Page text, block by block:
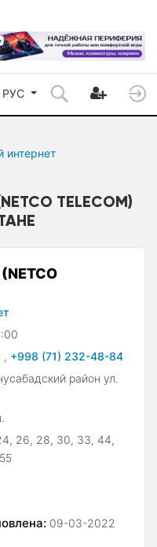
РУС
интернет
TELECOM)
, +998 (71) 232-48-84
район ул.
26, 28, 30, 33, 44,
09-03-2022